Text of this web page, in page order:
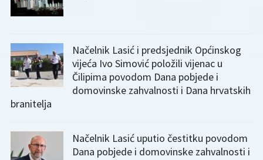
Načelnik Lasić i predsjednik Općinskog
vijeća Ivo Simović položili vijenac u
Čilipima povodom Dana pobjede i
domovinske zahvalnosti i Dana hrvatskih
branitelja
Načelnik Lasić uputio čestitku povodom
Dana pobjede i domovinske zahvalnosti i